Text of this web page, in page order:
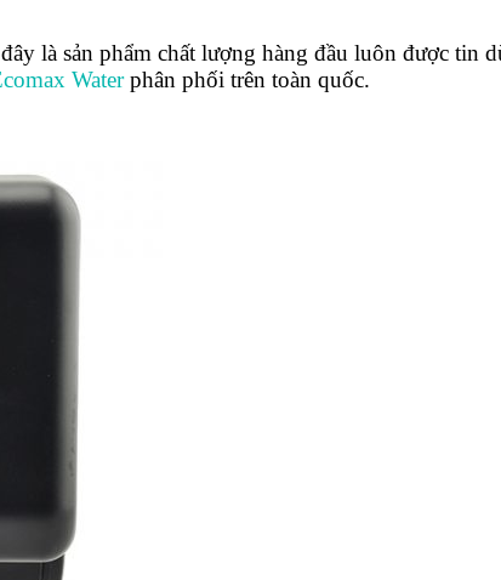
là sản phẩm chất lượng hàng đầu luôn được tin
Waterphân phối trên toàn quốc.